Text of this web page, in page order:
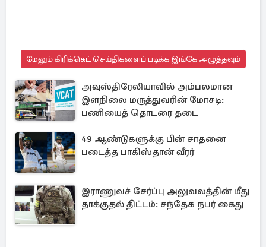
மேலும் கிரிக்கெட் செய்திகளைப் படிக்க இங்கே அழுத்தவும்
அவுஸ்திரேலியாவில் அம்பலமான
இளநிலை மருத்துவரின் மோசடி:
பணியைத் தொடரை தடை
49 ஆண்டுகளுக்கு பின் சாதனை
படைத்த பாகிஸ்தான் வீரர்
இராணுவச் சேர்ப்பு அலுவலத்தின் மீது
தாக்குதல் திட்டம்: சந்தேக நபர் கைது